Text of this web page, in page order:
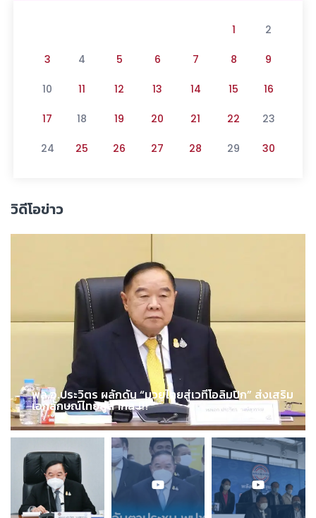
1 2
3 4 5 6 7 8 9
10 11 12 13 14 15 16
17 18 19 20 21 22 23
24 25 26 27 28 29 30
วิดีโอข่าว
พล.อ.ประวิตร ผลักดัน “มวยไทยสู่เวทีโอลิมปิก” ส่งเสริม
เอกลักษณ์ไทยสู่สากล !!!